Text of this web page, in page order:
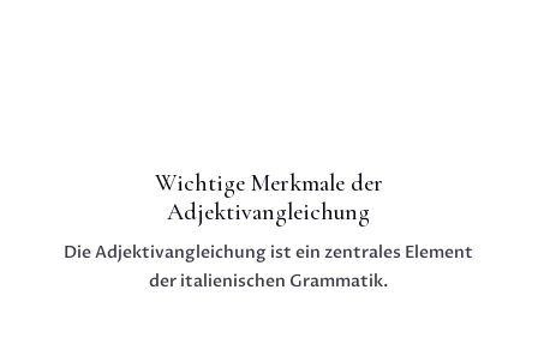
Wichtige Merkmale der
Adjektivangleichung
Die Adjektivangleichung ist ein zentrales Element
der italienischen Grammatik.